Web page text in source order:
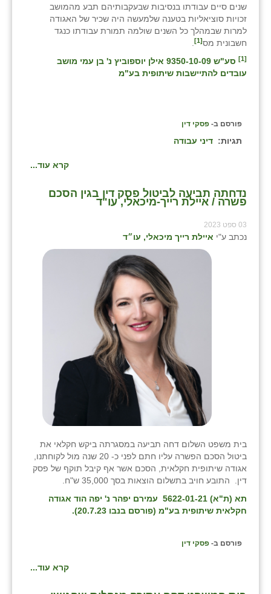
שנים סיים עבודתו בנסיבות שבעקבותיהם תבע מהמושב
זכויות סוציאליות בטענה שלמעשה היה שכיר של האגודה
למרות שבמהלך כל השנים שולמה תמורת עבודתו כנגד
חשבונית מס[1]
[1]
סע"ש 9350-10-09 אילן יוספוביץ נ' בן עמי מושב
עובדים להתיישבות שיתופית בע"מ
פורסם ב- פסקי דין
תגיות: דיני עבודה
קרא עוד...
נדחתה תביעה לביטול פסק דין בגין הסכם
פשרה / איילת רייך-מיכאלי, עו"ד
03 ספט 2023
נכתב ע"י איילת רייך מיכאלי, עו״ד
בית משפט השלום דחה תביעה במסגרתה ביקש חקלאי את
ביטול הסכם הפשרה עליו חתם לפני כ- 20 שנה מול לקוחתנו,
אגודה שיתופית חקלאית, הסכם אשר אף קיבל תוקף של פסק
דין. התובע חויב בתשלום הוצאות בסך 35,000 ש"ח.
תא (ת"א) 5622-01-21‏ ‏ עמירם יפהר נ' יפה הוד אגודה
חקלאית שיתופית בע"מ (פורסם בנבו 20.7.23).
פורסם ב- פסקי דין
קרא עוד...